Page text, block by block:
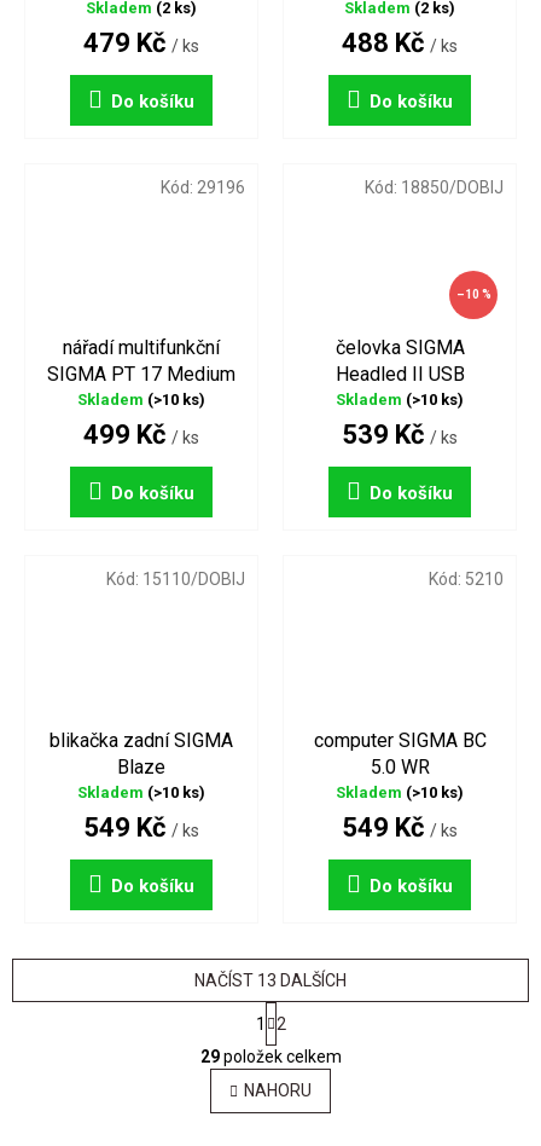
Skladem (2 ks)
479 Kč / ks
Do košíku
Skladem (2 ks)
488 Kč / ks
Do košíku
nářadí multifunkční
SIGMA PT 17 Medium
Skladem (>10 ks)
499 Kč / ks
Do košíku
Kód: 29196
–10 %
čelovka SIGMA
Headled II USB
Skladem (>10 ks)
539 Kč / ks
Do košíku
Kód: 18850/DOBIJ
blikačka zadní SIGMA
Blaze
Skladem (>10 ks)
549 Kč / ks
Do košíku
Kód: 15110/DOBIJ
computer SIGMA BC
5.0 WR
Skladem (>10 ks)
549 Kč / ks
Do košíku
Kód: 5210
O
v
l
á
NAČÍST 13 DALŠÍCH
S
t
r
á
n
k
1
2
29položek celkem
NAHORU